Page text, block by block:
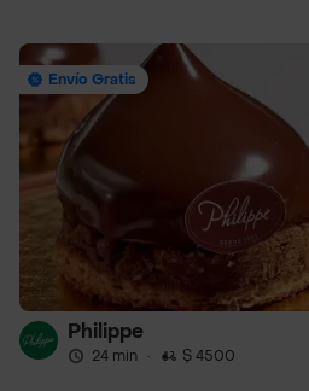
Envío Gratis
Philippe
24 min · $ 4500